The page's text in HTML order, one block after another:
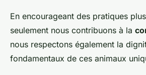
En encourageant des pratiques
seulement nous contribuons à la
nous respectons également la
fondamentaux de ces animaux